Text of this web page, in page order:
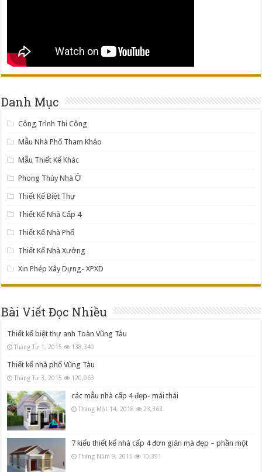
Danh Mục
Công Trình Thi Công
Mẫu Nhà Phố Tham Khảo
Mẫu Thiết Kế Khác
Phong Thủy Nhà Ở
Thiết Kế Biệt Thự
Thiết Kế Nhà Cấp 4
Thiết Kế Nhà Phố
Thiết Kế Nhà Xưởng
Xin Phép Xây Dựng- XPXD
Bài Viết Đọc Nhiều
Thiết kế biệt thự anh Toàn Vũng Tàu
Tháng Tư 1, 2015 138,340
Thiết kế nhà phố Vũng Tàu
Tháng Tư 3, 2015 120,063
các mẫu nhà cấp 4 đẹp- mái thái
Tháng Một 14, 2018 23,363
7 kiểu thiết kế nhà cấp 4 đơn giản mà đẹp – phần một
Tháng Năm 9, 2015 10,391